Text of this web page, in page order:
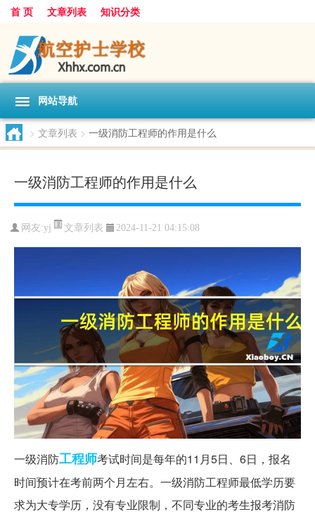
首 页 文章列表 知识分类
网站导航
> 文章列表 > 一级消防工程师的作用是什么
一级消防工程师的作用是什么
网友:yj 文章列表 2024-11-21 04:15:08
一级消防工程师考试时间是每年的11月5日、6日，报名
时间预计在考前两个月左右。一级消防工程师最低学历要
求为大专学历，没有专业限制，不同专业的考生报考消防